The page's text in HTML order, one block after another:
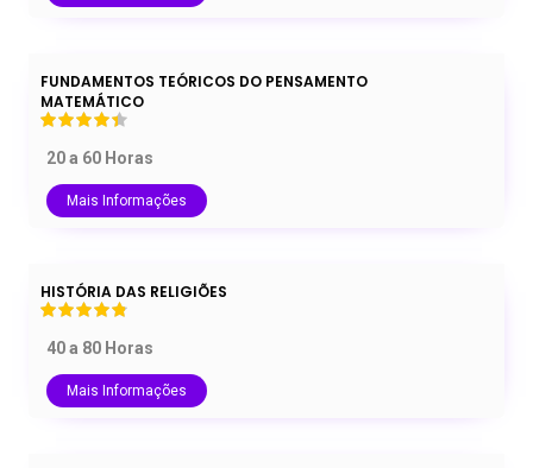
FUNDAMENTOS TEÓRICOS DO PENSAMENTO
MATEMÁTICO
20 a 60 Horas
Mais Informações
HISTÓRIA DAS RELIGIÕES
40 a 80 Horas
Mais Informações